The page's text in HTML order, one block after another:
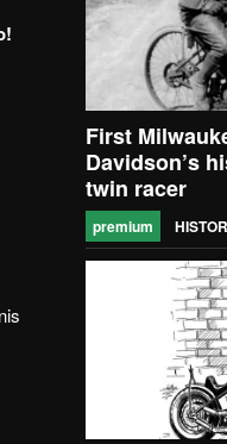
First
Davidson’s
twin racer
premium